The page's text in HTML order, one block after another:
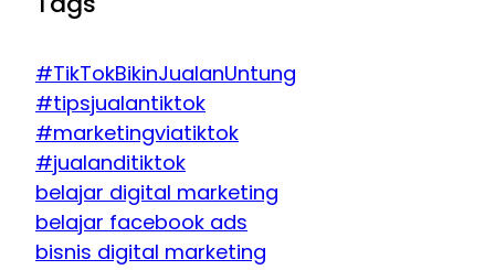
#TikTokBikinJualanUntung
#tipsjualantiktok
#marketingviatiktok
#jualanditiktok
belajar digital marketing
belajar facebook ads
bisnis digital marketing